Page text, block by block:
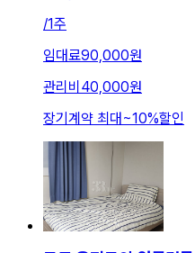
/1주
임대료90,000원
관리비 40,000원
장기계약 최대~10%할인